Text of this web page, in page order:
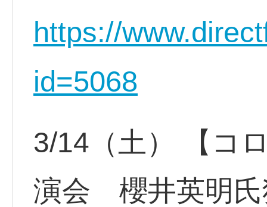
https://
id=5068
3/14（土） 【コ
演会 櫻井英明氏